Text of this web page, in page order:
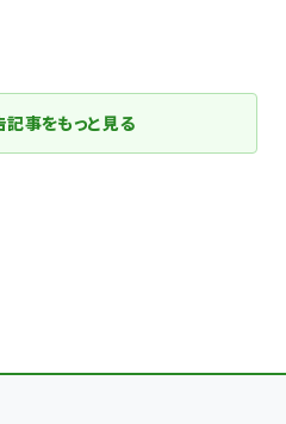
事をもっと見る